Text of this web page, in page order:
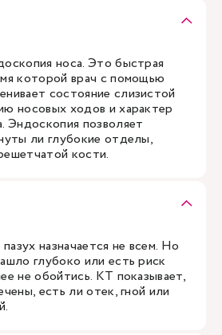
носа. Это быстрая
которой врач с помощью
состояние слизистой
носовых ходов и характер
Эндоскопия позволяет
ли глубокие отделы,
кости.
назначается не всем. Но
глубоко или есть риск
не обойтись. КТ показывает,
есть ли отек, гной или